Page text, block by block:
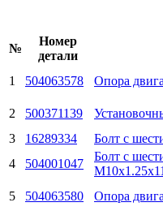
№
Номер
детали
1 504063578 Опора
2
500371139
3
16289334 Болт с
4
504001047
Болт с
5 504063580 Опора